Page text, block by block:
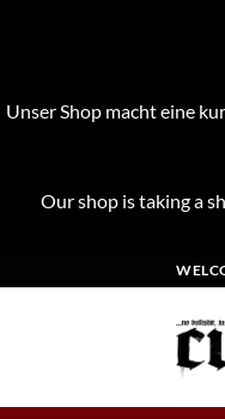
Unser Shop macht eine
Our shop is taking a
Inhalt